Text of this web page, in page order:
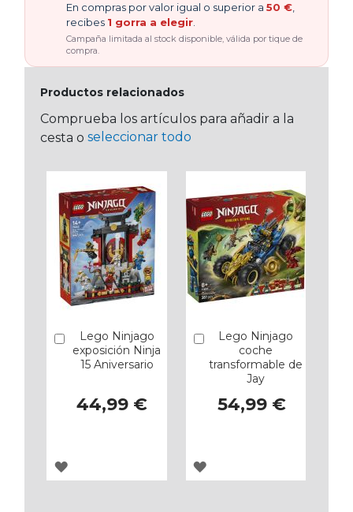
En compras por valor igual o superior a 50 €
recibes 1 gorra a elegir
Campaña limitada al stock disponible, válida por tique de
compra.
Productos relacionados
Comprueba los artículos para añadir a la
cesta o seleccionar todo
Lego Ninjago
exposición Ninja
15 Aniversario
44,99 €
Añadir
AGREGAR
Lego Ninjago
coche
transformable de
Jay
54,99 €
Añadir
AGREGAR